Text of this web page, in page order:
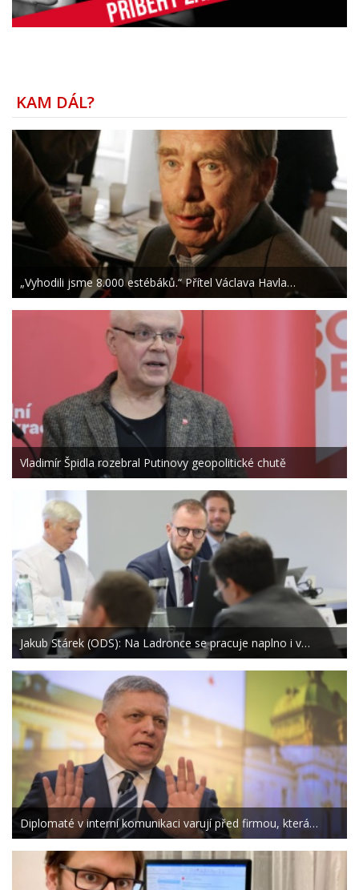
KAM DÁL?
„Vyhodili jsme 8.000 estébáků.“ Přítel Václava Havla…
Vladimír Špidla rozebral Putinovy geopolitické chutě
Jakub Stárek (ODS): Na Ladronce se pracuje naplno i v…
Diplomaté v interní komunikaci varují před firmou, která…